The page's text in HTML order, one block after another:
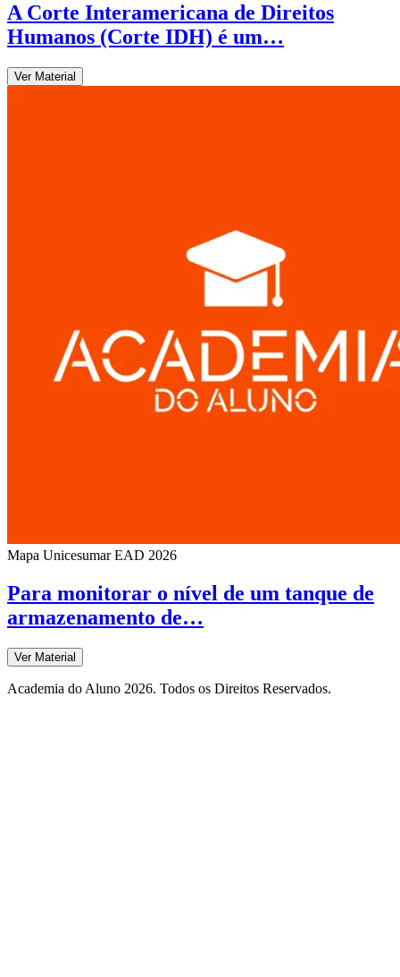
A Corte Interamericana de Direitos
Humanos (Corte IDH) é um…
Ver Material
Mapa Unicesumar EAD 2026
Para monitorar o nível de um tanque de
armazenamento de…
Ver Material
Academia do Aluno 2026. Todos os Direitos Reservados.